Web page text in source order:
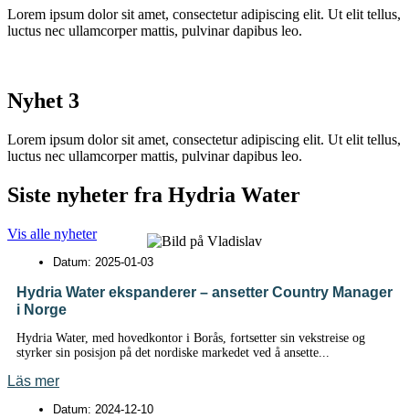
Lorem ipsum dolor sit amet, consectetur adipiscing elit. Ut elit tellus,
luctus nec ullamcorper mattis, pulvinar dapibus leo.
Nyhet 3
Lorem ipsum dolor sit amet, consectetur adipiscing elit. Ut elit tellus,
luctus nec ullamcorper mattis, pulvinar dapibus leo.
Siste nyheter fra Hydria Water
Vis alle nyheter
Datum: 2025-01-03
Hydria Water ekspanderer – ansetter Country Manager
i Norge
Hydria Water, med hovedkontor i Borås, fortsetter sin vekstreise og
styrker sin posisjon på det nordiske markedet ved å ansette...
Läs mer
Datum: 2024-12-10